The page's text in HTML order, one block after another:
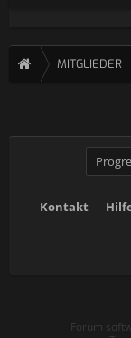
MITGLIEDER
Kontakt
Forum